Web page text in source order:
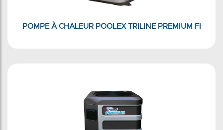
POMPE À CHALEUR POOLEX TRILINE PREMIUM FI